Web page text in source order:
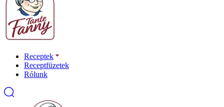
Receptek
Receptfüzetek
Rólunk